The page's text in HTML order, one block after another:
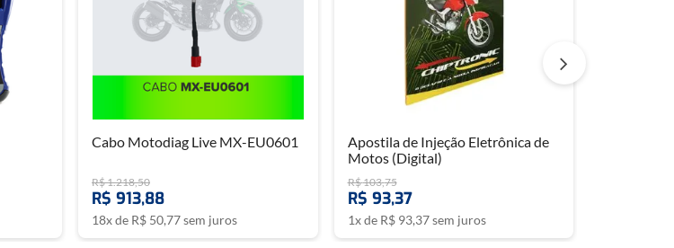
Cabo Motodiag Live MX-EU0601
R$1.218,50
R$ 913,88
18x de R$ 50,77sem juros
Apostila de Injeção Eletrônica de
Motos (Digital)
R$103,75
R$ 93,37
1x de R$ 93,37sem juros